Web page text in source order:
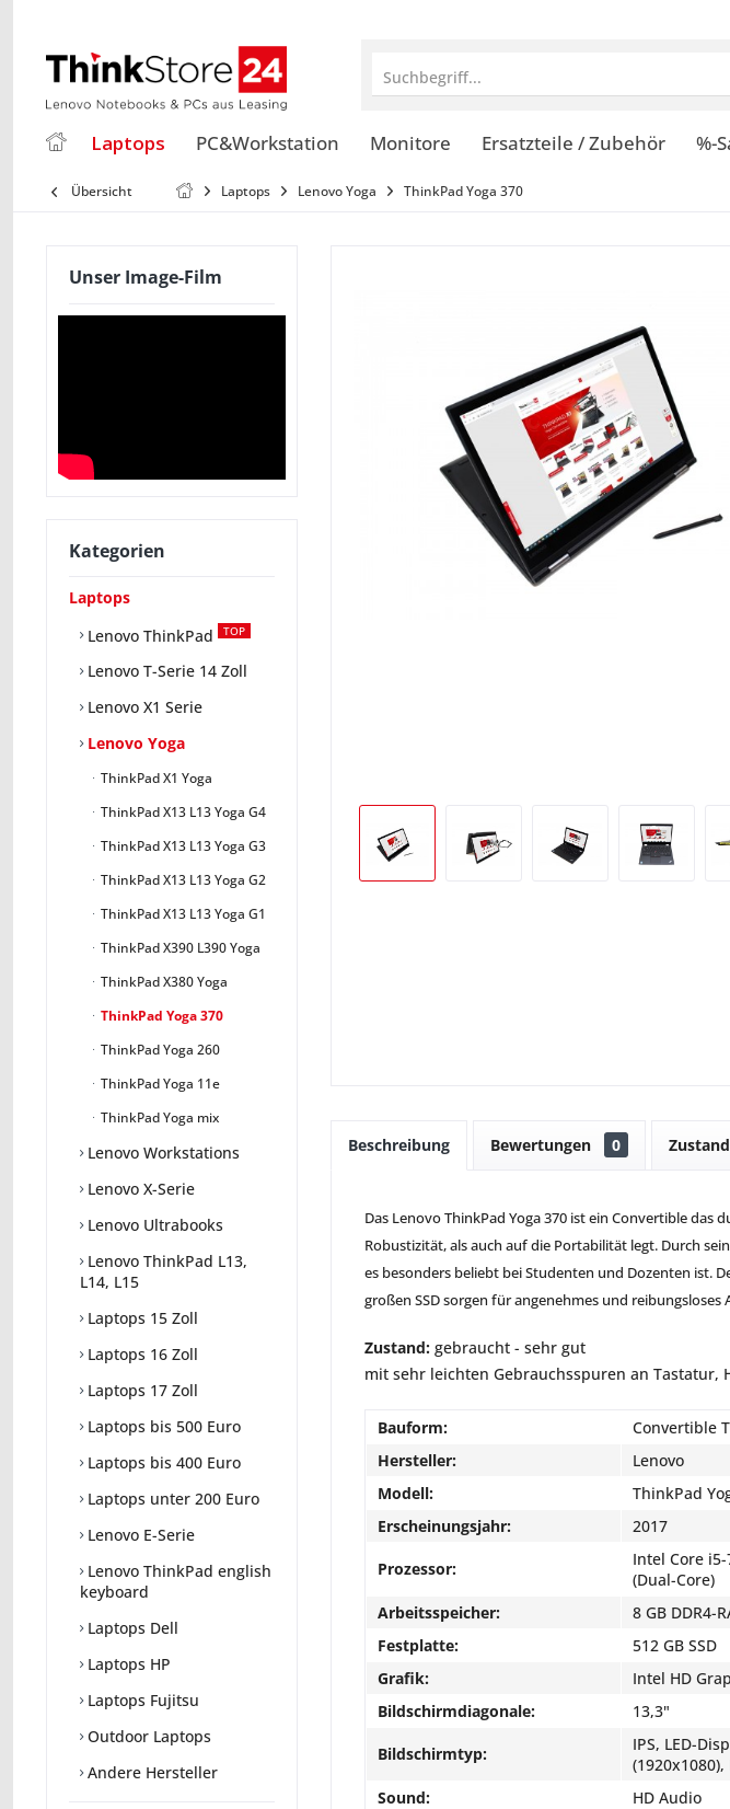
Suchbegriff...
Laptops PC&Workstation Monitore Ersatzteile / Zubehör %-
Übersicht Laptops Lenovo Yoga ThinkPad Yoga 370
Unser Image-Film
Kategorien
Laptops
Lenovo ThinkPad
TOP
Lenovo T-Serie 14 Zoll
Lenovo X1 Serie
Lenovo Yoga
ThinkPad X1 Yoga
ThinkPad X13 L13 Yoga G4
ThinkPad X13 L13 Yoga G3
ThinkPad X13 L13 Yoga G2
ThinkPad X13 L13 Yoga G1
ThinkPad X390 L390 Yoga
ThinkPad X380 Yoga
ThinkPad Yoga 370
ThinkPad Yoga 260
ThinkPad Yoga 11e
ThinkPad Yoga mix
Lenovo Workstations
Lenovo X-Serie
Lenovo Ultrabooks
Lenovo ThinkPad L13,
L14, L15
Laptops 15 Zoll
Laptops 16 Zoll
Laptops 17 Zoll
Laptops bis 500 Euro
Laptops bis 400 Euro
Laptops unter 200 Euro
Lenovo E-Serie
Lenovo ThinkPad english
keyboard
Laptops Dell
Laptops HP
Laptops Fujitsu
Outdoor Laptops
Andere Hersteller
Beschreibung Bewertungen 0 Zustand
Das Lenovo ThinkPad Yoga 370 ist ein Convertible
Robustizität, als auch auf die Portabilität legt. Durch
es besonders beliebt bei Studenten und Dozenten ist.
großen SSD sorgen für angenehmes und reibungsloses
Zustand: gebraucht - sehr gut
mit sehr leichten Gebrauchsspuren an Tastatur,
Bauform:
Convertible
Hersteller:
Lenovo
Modell:
ThinkPad
Erscheinungsjahr:
2017
Prozessor:
Intel Core i5-
(Dual-Core)
Arbeitsspeicher:
8 GB DDR4-
Festplatte:
512 GB SSD
Grafik:
Intel HD
Bildschirmdiagonale:
13,3"
Bildschirmtyp:
IPS, LED-
Sound:
HD Audio